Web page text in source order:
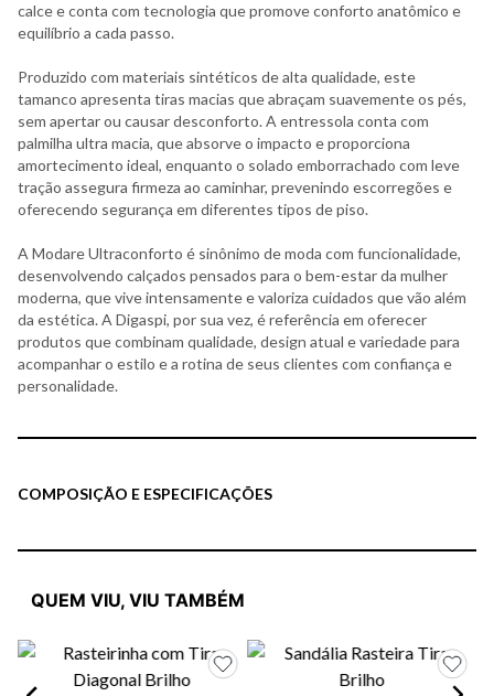
calce e conta com tecnologia que promove conforto anatômico e
equilíbrio a cada passo.
Produzido com materiais sintéticos de alta qualidade, este
tamanco apresenta tiras macias que abraçam suavemente os pés,
sem apertar ou causar desconforto. A entressola conta com
palmilha ultra macia, que absorve o impacto e proporciona
amortecimento ideal, enquanto o solado emborrachado com leve
tração assegura firmeza ao caminhar, prevenindo escorregões e
oferecendo segurança em diferentes tipos de piso.
A Modare Ultraconforto é sinônimo de moda com funcionalidade,
desenvolvendo calçados pensados para o bem-estar da mulher
moderna, que vive intensamente e valoriza cuidados que vão além
da estética. A Digaspi, por sua vez, é referência em oferecer
produtos que combinam qualidade, design atual e variedade para
acompanhar o estilo e a rotina de seus clientes com confiança e
personalidade.
COMPOSIÇÃO E ESPECIFICAÇÕES
QUEM VIU, VIU TAMBÉM